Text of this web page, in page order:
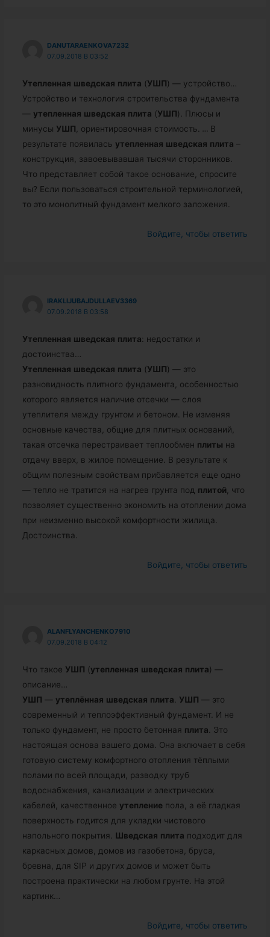
DANUTARAENKOVA7232
07.09.2018 В 03:52
Утепленная шведская плита (УШП) — устройство…
Устройство и технология строительства фундамента
— утепленная шведская плита (УШП). Плюсы и
минусы УШП , ориентировочная стоимость. … В
результате появилась утепленная шведская плита –
конструкция, завоевывавшая тысячи сторонников.
Что представляет собой такое основание, спросите
вы? Если пользоваться строительной терминологией,
то это монолитный фундамент мелкого заложения.
Войдите, чтобы ответить
IRAKLIJUBAJDULLAEV3369
07.09.2018 В 03:58
Утепленная шведская плита: недостатки и
достоинства…
Утепленная шведская плита (УШП) — это
разновидность плитного фундамента, особенностью
которого является наличие отсечки — слоя
утеплителя между грунтом и бетоном. Не изменяя
основные качества, общие для плитных оснований,
такая отсечка перестраивает теплообмен плиты на
отдачу вверх, в жилое помещение. В результате к
общим полезным свойствам прибавляется еще одно
— тепло не тратится на нагрев грунта под плитой , что
позволяет существенно экономить на отоплении дома
при неизменно высокой комфортности жилища.
Достоинства.
Войдите, чтобы ответить
ALANFLYANCHENKO7910
07.09.2018 В 04:12
Что такое УШП (утепленная шведская плита) —
описание…
УШП — утеплённая шведская плита УШП — это
современный и теплоэффективный фундамент. И не
только фундамент, не просто бетонная плита . Это
настоящая основа вашего дома. Она включает в себя
готовую систему комфортного отопления тёплыми
полами по всей площади, разводку труб
водоснабжения, канализации и электрических
кабелей, качественное утепление пола, а её гладкая
поверхность годится для укладки чистового
напольного покрытия. Шведская плита подходит для
каркасных домов, домов из газобетона, бруса,
бревна, для SIP и других домов и может быть
построена практически на любом грунте. На этой
картинк…
Войдите, чтобы ответить